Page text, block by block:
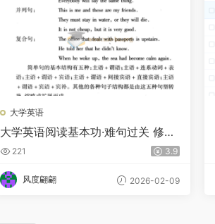
大学英语
大学英语阅读基本功·难句过关 修订
版 PDF
221 3.9
风度翩翩 2026-02-09